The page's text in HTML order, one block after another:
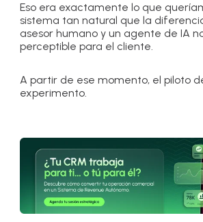
Eso era exactamente lo que
sistema tan natural que la
asesor humano y un agente de IA
perceptible para el cliente.
A partir de ese momento, el piloto
experimento.